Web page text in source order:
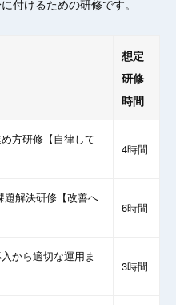
付けるための研修です。
想定
研修
時間
方研修【自律して
4時間
解決研修【改善へ
6時間
から適切な運用ま
3時間